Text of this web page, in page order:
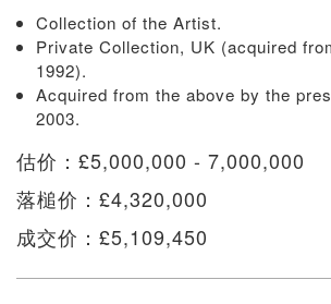
Collection of the Artist.
Private Collection, UK (acquired
1992).
Acquired from the above by the
2003.
估价：£5,000,000 - 7,000,000
落槌价：£4,320,000
成交价：£5,109,450